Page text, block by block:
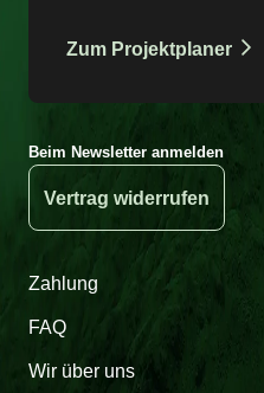
Zum Projektplaner
Beim Newsletter anmelden
Vertrag widerrufen
Zahlung
FAQ
Wir über uns